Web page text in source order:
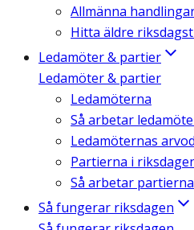
Allmänna
Hitta äldre
Ledamöter & partier
Ledamöter & partier
Ledamöterna
Så arbetar
Ledamöternas
Partierna i
Så arbetar partierna
Så fungerar riksdagen